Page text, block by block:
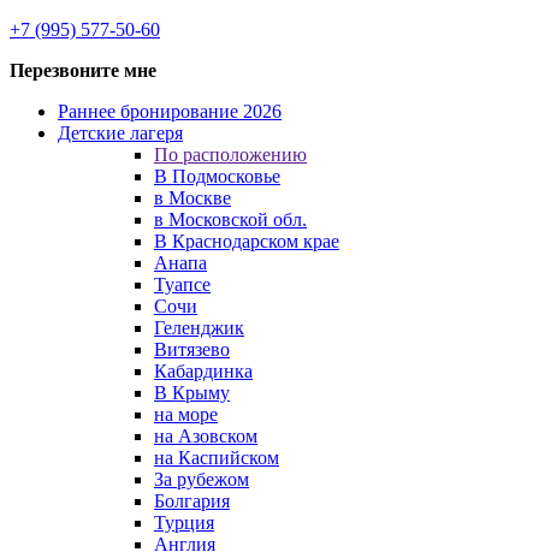
+7 (995) 577-50-60
Перезвоните мне
Раннее бронирование 2026
Детские лагеря
По расположению
В Подмосковье
в Москве
в Московской обл.
В Краснодарском крае
Анапа
Туапсе
Сочи
Геленджик
Витязево
Кабардинка
В Крыму
на море
на Азовском
на Каспийском
За рубежом
Болгария
Турция
Англия